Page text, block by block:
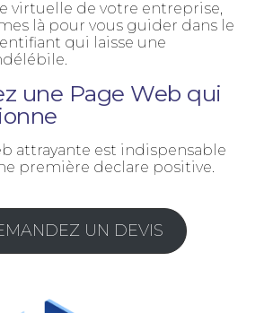
virtuelle de votre entreprise,
là pour vous guider dans le
qui laisse une
une Page Web qui
attrayante est indispensable
première declare positive.
UN DEVIS